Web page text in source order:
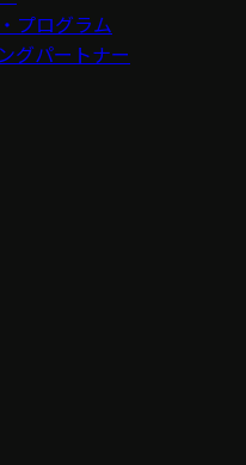
プログラム
グパートナー